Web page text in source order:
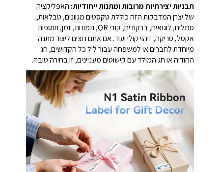
תבניות יצירתיות מרובות ומתנות ייחודיות: האפליקציה
של יצרן המדבקות הזה כוללת טקסטים מגוונים, טבלאות,
סמלים, לוגואים, ברקודים, קודי QR, תמונות, זמן, תוספות
אקסל, סריקה, זיהוי קולי ועוד. אם אתם רוצים ליצור מתנה
מיוחדת לחברים או למשפחה עבור ליל כל הקדושים, חג
ההודיה או חג המולד עם קישוטים מעניינים, זו בחירה טובה.